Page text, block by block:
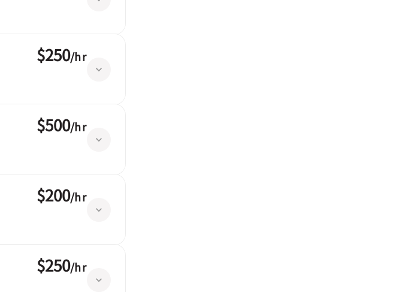
$250/hr
$500/hr
$200/hr
$250/hr